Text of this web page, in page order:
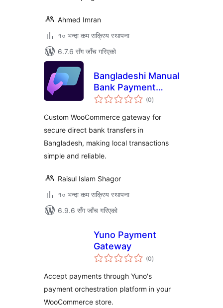
Ahmed Imran
१० भन्दा कम सक्रिय स्थापना
6.7.6 सँग जाँच गरिएको
Bangladeshi Manual
Bank Payment
Method
(0कुल
रेटिङ्गहरू
)
Custom WooCommerce gateway for
secure direct bank transfers in
Bangladesh, making local transactions
simple and reliable.
Raisul Islam Shagor
१० भन्दा कम सक्रिय स्थापना
6.9.6 सँग जाँच गरिएको
Yuno Payment
Gateway
(0कुल
रेटिङ्गहरू
)
Accept payments through Yuno's
payment orchestration platform in your
WooCommerce store.